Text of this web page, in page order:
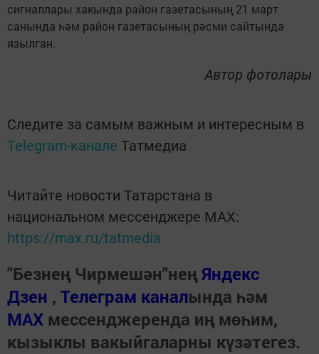
сигналлары хакында район газетасының 21 март
санында һәм район газетасының рәсми сайтында
язылган.
Автор фотолары
Следите за самым важным и интересным в
Telegram-канале Татмедиа
Читайте новости Татарстана в
национальном мессенджере MАХ:
https://max.ru/tatmedia
"Безнең Чирмешән"неңЯндекс
Дзен , Телеграм каналында һәм
МАХ мессенджеренда иң мөһим,
кызыклы вакыйгаларны күзәтегез.